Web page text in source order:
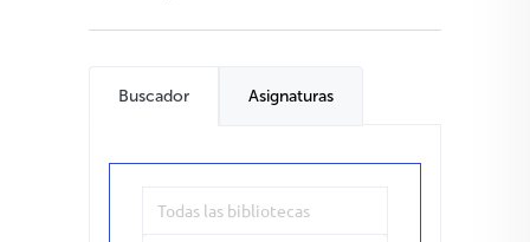
Buscador Asignaturas